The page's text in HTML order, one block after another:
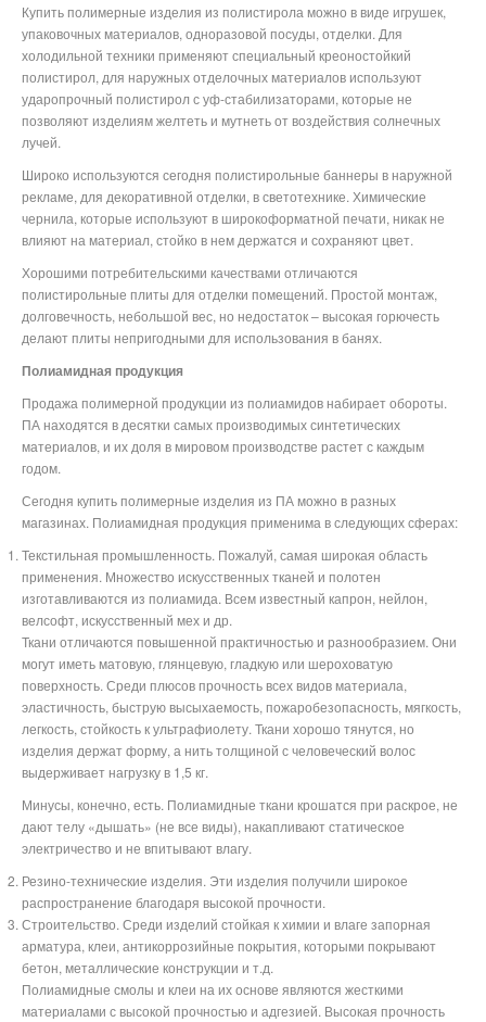
Купить полимерные изделия из полистирола можно в виде игрушек,
упаковочных материалов, одноразовой посуды, отделки. Для
холодильной техники применяют специальный креоностойкий
полистирол, для наружных отделочных материалов используют
ударопрочный полистирол с уф-стабилизаторами, которые не
позволяют изделиям желтеть и мутнеть от воздействия солнечных
лучей.
Широко используются сегодня полистирольные баннеры в наружной
рекламе, для декоративной отделки, в светотехнике. Химические
чернила, которые используют в широкоформатной печати, никак не
влияют на материал, стойко в нем держатся и сохраняют цвет.
Хорошими потребительскими качествами отличаются
полистирольные плиты для отделки помещений. Простой монтаж,
долговечность, небольшой вес, но недостаток – высокая горючесть
делают плиты непригодными для использования в банях.
Полиамидная продукция
Продажа полимерной продукции из полиамидов набирает обороты.
ПА находятся в десятки самых производимых синтетических
материалов, и их доля в мировом производстве растет с каждым
годом.
Сегодня купить полимерные изделия из ПА можно в разных
магазинах. Полиамидная продукция применима в следующих сферах:
Текстильная промышленность. Пожалуй, самая широкая область
применения. Множество искусственных тканей и полотен
изготавливаются из полиамида. Всем известный капрон, нейлон,
велсофт, искусственный мех и др.
Ткани отличаются повышенной практичностью и разнообразием. Они
могут иметь матовую, глянцевую, гладкую или шероховатую
поверхность. Среди плюсов прочность всех видов материала,
эластичность, быструю высыхаемость, пожаробезопасность, мягкость,
легкость, стойкость к ультрафиолету. Ткани хорошо тянутся, но
изделия держат форму, а нить толщиной с человеческий волос
выдерживает нагрузку в 1,5 кг.
Минусы, конечно, есть. Полиамидные ткани крошатся при раскрое, не
дают телу «дышать» (не все виды), накапливают статическое
электричество и не впитывают влагу.
Резино-технические изделия. Эти изделия получили широкое
распространение благодаря высокой прочности.
Строительство. Среди изделий стойкая к химии и влаге запорная
арматура, клеи, антикоррозийные покрытия, которыми покрывают
бетон, металлические конструкции и т.д.
Полиамидные смолы и клеи на их основе являются жесткими
материалами с высокой прочностью и адгезией. Высокая прочность